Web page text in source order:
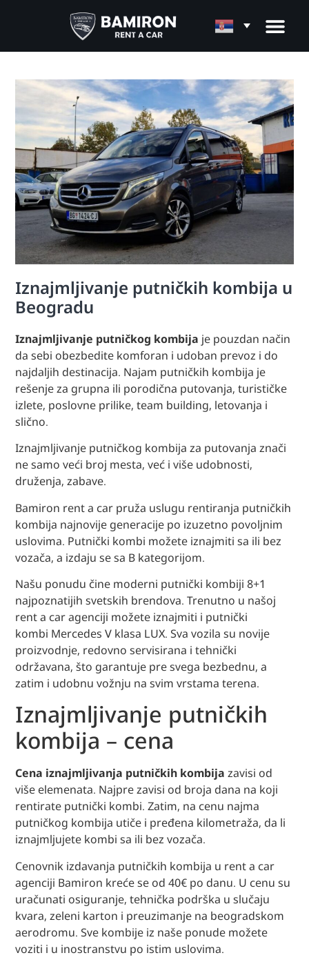
Iznajmljivanje putničkih kombija u
Beogradu
Iznajmljivanje putničkog kombija je pouzdan način
da sebi obezbedite komforan i udoban prevoz i do
najdaljih destinacija. Najam putničkih kombija je
rešenje za grupna ili porodična putovanja, turističke
izlete, poslovne prilike, team building, letovanja i
slično.
Iznajmljivanje putničkog kombija za putovanja znači
ne samo veći broj mesta, već i više udobnosti,
druženja, zabave.
Bamiron rent a car pruža uslugu rentiranja putničkih
kombija najnovije generacije po izuzetno povoljnim
uslovima. Putnički kombi možete iznajmiti sa ili bez
vozača, a izdaju se sa B kategorijom.
Našu ponudu čine moderni putnički kombiji 8+1
najpoznatijih svetskih brendova. Trenutno u našoj
rent a car agenciji možete iznajmiti i putnički
kombi Mercedes V klasa LUX. Sva vozila su novije
proizvodnje, redovno servisirana i tehnički
održavana, što garantuje pre svega bezbednu, a
zatim i udobnu vožnju na svim vrstama terena.
Iznajmljivanje putničkih
kombija – cena
Cena iznajmljivanja putničkih kombija zavisi od
više elemenata. Najpre zavisi od broja dana na koji
rentirate putnički kombi. Zatim, na cenu najma
putničkog kombija utiče i pređena kilometraža, da li
iznajmljujete kombi sa ili bez vozača.
Cenovnik izdavanja putničkih kombija u rent a car
agenciji Bamiron kreće se od 40€ po danu. U cenu su
uračunati osiguranje, tehnička podrška u slučaju
kvara, zeleni karton i preuzimanje na beogradskom
aerodromu. Sve kombije iz naše ponude možete
voziti i u inostranstvu po istim uslovima.